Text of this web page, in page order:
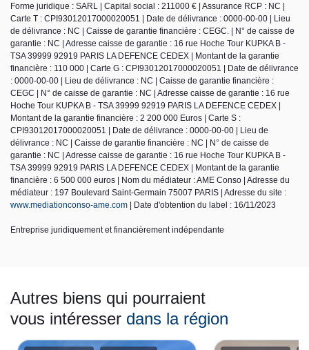
Forme juridique : SARL | Capital social : 211000 € | Assurance RCP : NC |
Carte T : CPI93012017000020051 | Date de délivrance : 0000-00-00 | Lieu
de délivrance : NC | Caisse de garantie financière : CEGC. | N° de caisse de
garantie : NC | Adresse caisse de garantie : 16 rue Hoche Tour KUPKA B -
TSA 39999 92919 PARIS LA DEFENCE CEDEX | Montant de la garantie
financière : 110 000 | Carte G : CPI93012017000020051 | Date de délivrance
: 0000-00-00 | Lieu de délivrance : NC | Caisse de garantie financière :
CEGC | N° de caisse de garantie : NC | Adresse caisse de garantie : 16 rue
Hoche Tour KUPKA B - TSA 39999 92919 PARIS LA DEFENCE CEDEX |
Montant de la garantie financière : 2 200 000 Euros | Carte S :
CPI93012017000020051 | Date de délivrance : 0000-00-00 | Lieu de
délivrance : NC | Caisse de garantie financière : NC | N° de caisse de
garantie : NC | Adresse caisse de garantie : 16 rue Hoche Tour KUPKA B -
TSA 39999 92919 PARIS LA DEFENCE CEDEX | Montant de la garantie
financière : 6 500 000 euros | Nom du médiateur : AME Conso | Adresse du
médiateur : 197 Boulevard Saint-Germain 75007 PARIS | Adresse du site :
www.mediationconso-ame.com | Date d'obtention du label : 16/11/2023
Entreprise juridiquement et financièrement indépendante
Autres biens qui pourraient
vous intéresser dans la région